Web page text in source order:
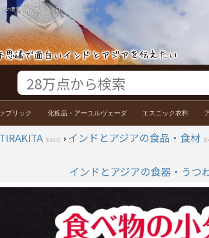
惣菜を袋詰めする 大口じょうご・ロート
ブリック 化粧品・アーユルヴェーダ エスニック衣料
(6953) › インドとアジアの食品・食材
インドとアジアの食器・うつ